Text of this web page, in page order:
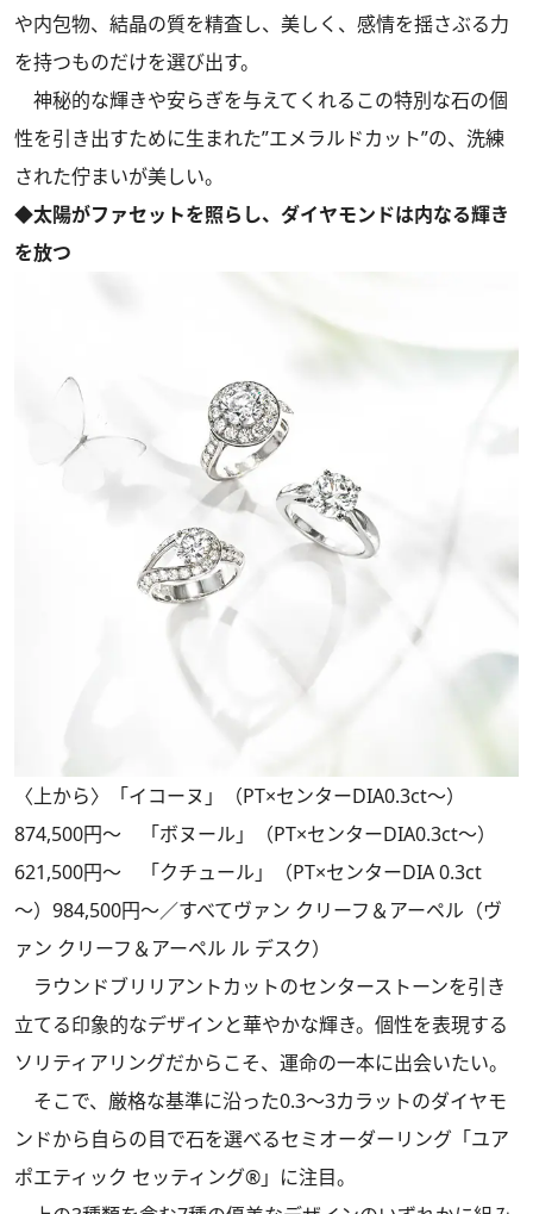
や内包物、結晶の質を精査し、美しく、感情を揺さぶる力
を持つものだけを選び出す。
神秘的な輝きや安らぎを与えてくれるこの特別な石の個
性を引き出すために生まれた”エメラルドカット”の、洗練
された佇まいが美しい。
◆太陽がファセットを照らし、ダイヤモンドは内なる輝き
を放つ
〈上から〉「イコーヌ」（PT×センターDIA0.3ct～）
874,500円～ 「ボヌール」（PT×センターDIA0.3ct～）
621,500円～ 「クチュール」（PT×センターDIA 0.3ct
～）984,500円～／すべてヴァン クリーフ＆アーペル（ヴ
ァン クリーフ＆アーペル ル デスク）
ラウンドブリリアントカットのセンターストーンを引き
立てる印象的なデザインと華やかな輝き。個性を表現する
ソリティアリングだからこそ、運命の一本に出会いたい。
そこで、厳格な基準に沿った0.3～3カラットのダイヤモ
ンドから自らの目で石を選べるセミオーダーリング「ユア
ポエティック セッティング®」に注目。